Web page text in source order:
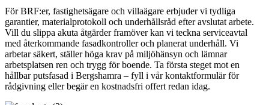
För BRF:er, fastighetsägare och villaägare erbjuder vi tydliga
garantier, materialprotokoll och underhållsråd efter avslutat arbete.
Vill du slippa akuta åtgärder framöver kan vi teckna serviceavtal
med återkommande fasadkontroller och planerat underhåll. Vi
arbetar säkert, ställer höga krav på miljöhänsyn och lämnar
arbetsplatsen ren och trygg för boende. Ta första steget mot en
hållbar putsfasad i Bergshamra – fyll i vår kontaktformulär för
rådgivning eller begär en kostnadsfri offert redan idag.